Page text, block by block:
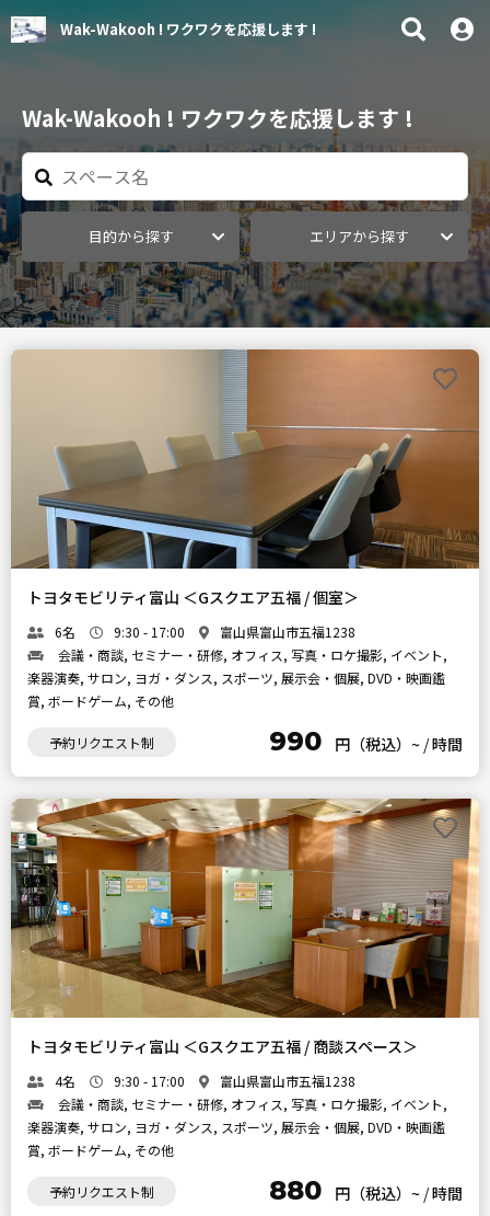
Wak-Wakooh ! ワクワクを応援します !
目的から探す エリアから探す
Wak-Wakooh ! ワクワクを応援します !
トヨタモビリティ富山 ＜Gスクエア五福 / 個室＞
6名 9:30 - 17:00
富山県富山市五福1238
会議・商談, セミナー・研修, オフィス, 写真・ロケ撮影, イベント,
楽器演奏, サロン, ヨガ・ダンス, スポーツ, 展示会・個展, DVD・映画鑑
賞, ボードゲーム, その他
予約リクエスト制 990 円（税込）~ /時間
トヨタモビリティ富山 ＜Gスクエア五福 / 商談スペース＞
4名 9:30 - 17:00
富山県富山市五福1238
会議・商談, セミナー・研修, オフィス, 写真・ロケ撮影, イベント,
楽器演奏, サロン, ヨガ・ダンス, スポーツ, 展示会・個展, DVD・映画鑑
賞, ボードゲーム, その他
予約リクエスト制 880 円（税込）~ /時間